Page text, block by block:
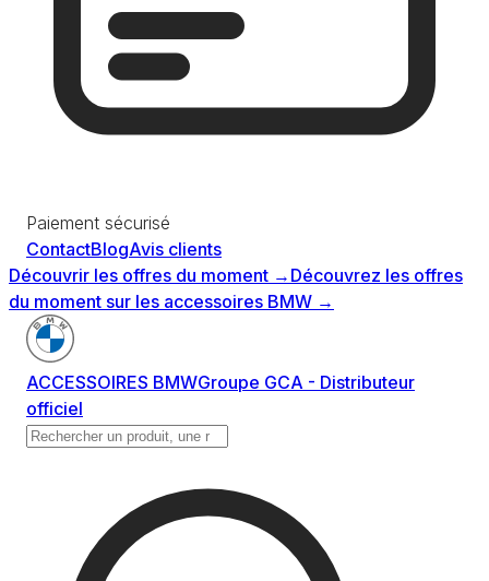
Paiement sécurisé
ContactBlogAvis clients
Découvrir les offres du moment → Découvrez les offres
du moment sur les accessoires BMW →
ACCESSOIRES BMWGroupe GCA - Distributeur
officiel